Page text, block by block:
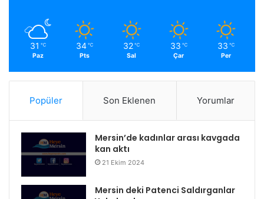
31 ℃
Paz
34 ℃
Pts
32 ℃
Sal
33 ℃
Çar
33 ℃
Per
Popüler Son Eklenen Yorumlar
Mersin’de kadınlar arası kavgada
kan aktı
21 Ekim 2024
Mersin deki Patenci Saldırganlar